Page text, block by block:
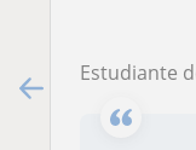
Estudiante del grado de quimicas